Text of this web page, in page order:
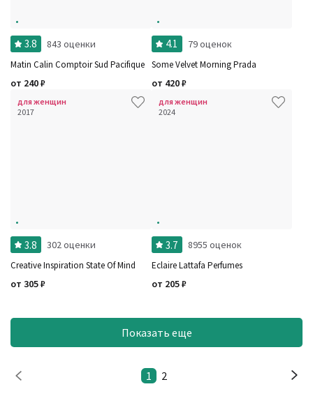
3.8 843 оценки
Matin Calin Comptoir Sud Pacifique
от 240₽
4.1 79 оценок
Some Velvet Morning Prada
от 420₽
для женщин
2017
3.8 302 оценки
Creative Inspiration State Of Mind
от 305₽
для женщин
2024
3.7 8955 оценок
Eclaire Lattafa Perfumes
от 205₽
Показать еще
1 2